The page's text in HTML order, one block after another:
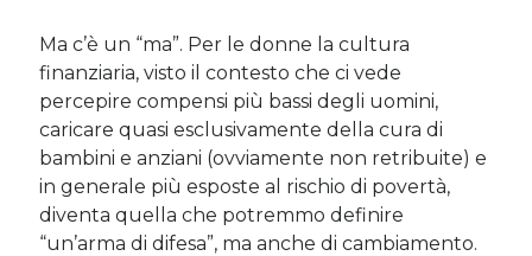
Ma c’è un “ma”. Per le donne la cultura
finanziaria, visto il contesto che ci vede
percepire compensi più bassi degli uomini,
caricare quasi esclusivamente della cura di
bambini e anziani (ovviamente non retribuite) e
in generale più esposte al rischio di povertà,
diventa quella che potremmo definire
“un’arma di difesa”, ma anche di cambiamento.